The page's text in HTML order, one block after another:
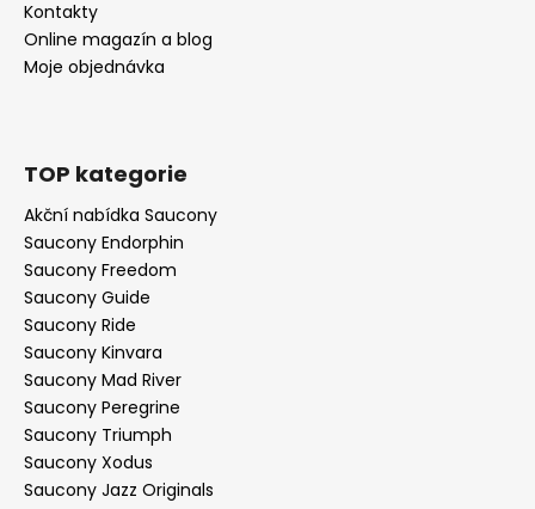
Kontakty
Online magazín a blog
Moje objednávka
TOP kategorie
Akční nabídka Saucony
Saucony Endorphin
Saucony Freedom
Saucony Guide
Saucony Ride
Saucony Kinvara
Saucony Mad River
Saucony Peregrine
Saucony Triumph
Saucony Xodus
Saucony Jazz Originals